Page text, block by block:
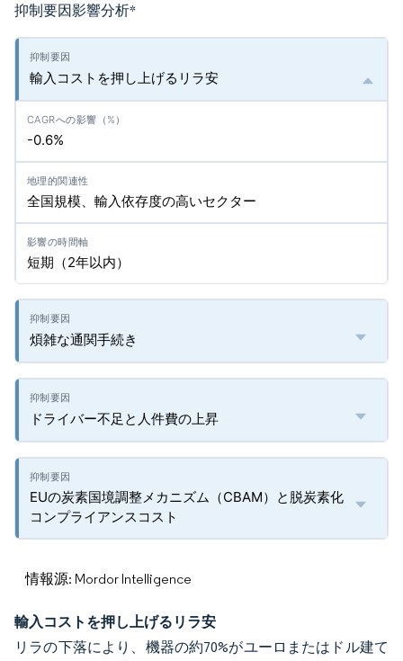
抑制要因影響分析*
輸入コストを押し上げるリラ安
-0.6%
全国規模、輸入依存度の高いセクター
短期（2年以内）
煩雑な通関手続き
ドライバー不足と人件費の上昇
EUの炭素国境調整メカニズム（CBAM）と脱炭素化
コンプライアンスコスト
情報源: Mordor Intelligence
輸入コストを押し上げるリラ安
リラの下落により、機器の約70%がユーロまたはドル建て